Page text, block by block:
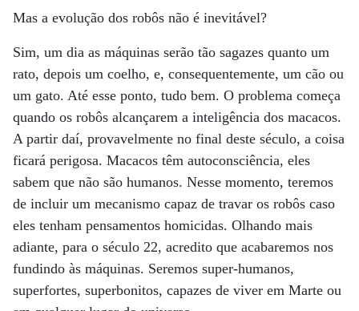
Mas a evolução dos robôs não é inevitável?
Sim, um dia as máquinas serão tão sagazes quanto um
rato, depois um coelho, e, consequentemente, um cão ou
um gato. Até esse ponto, tudo bem. O problema começa
quando os robôs alcançarem a inteligência dos macacos.
A partir daí, provavelmente no final deste século, a coisa
ficará perigosa. Macacos têm autoconsciência, eles
sabem que não são humanos. Nesse momento, teremos
de incluir um mecanismo capaz de travar os robôs caso
eles tenham pensamentos homicidas. Olhando mais
adiante, para o século 22, acredito que acabaremos nos
fundindo às máquinas. Seremos super-humanos,
superfortes, superbonitos, capazes de viver em Marte ou